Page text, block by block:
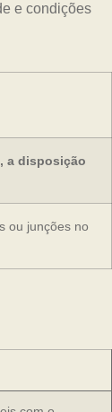
e condições
a disposição
ou junções no